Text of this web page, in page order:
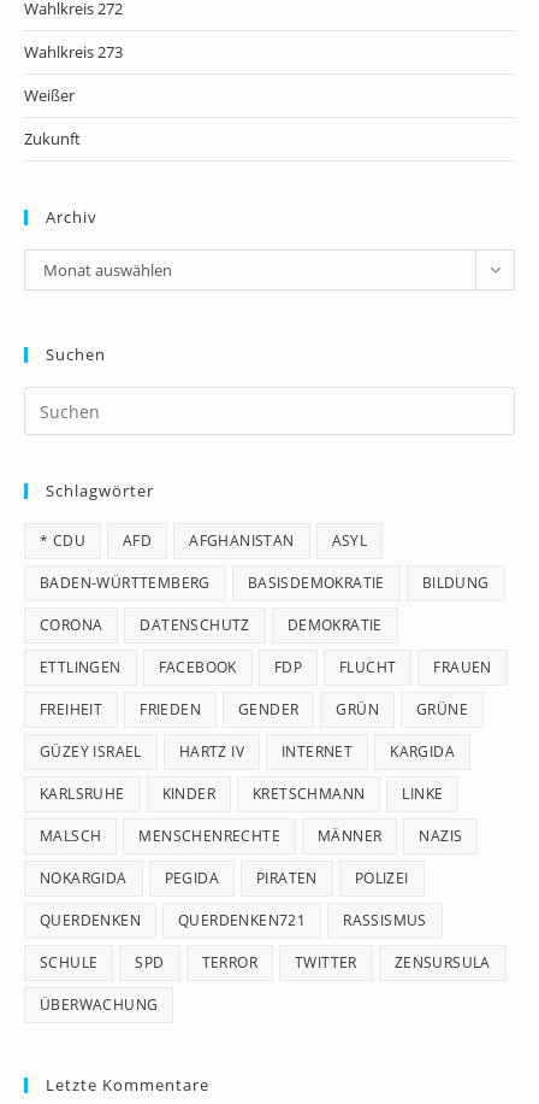
Wahlkreis 272
Wahlkreis 273
Weißer
Zukunft
Archiv
Archiv
Monat auswählen
Suchen
Schlagwörter
* CDU AFD AFGHANISTAN ASYL
BADEN-WÜRTTEMBERG BASISDEMOKRATIE BILDUNG
CORONA DATENSCHUTZ DEMOKRATIE
ETTLINGEN FACEBOOK FDP FLUCHT FRAUEN
FREIHEIT FRIEDEN GENDER GRÜN GRÜNE
GÜZEY ISRAEL HARTZ IV INTERNET KARGIDA
KARLSRUHE KINDER KRETSCHMANN LINKE
MALSCH MENSCHENRECHTE MÄNNER NAZIS
NOKARGIDA PEGIDA PIRATEN POLIZEI
QUERDENKEN QUERDENKEN721 RASSISMUS
SCHULE SPD TERROR TWITTER ZENSURSULA
ÜBERWACHUNG
Letzte Kommentare